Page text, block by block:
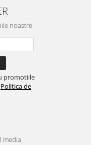
noastre
promotiile
Politica de
media